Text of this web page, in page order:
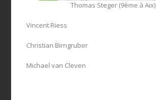
Thomas Steger (9ème à Aix)
Vincent Riess
Christian Birngruber
Michael van Cleven